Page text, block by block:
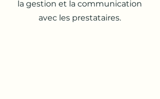
la gestion et la communication
avec les prestataires.